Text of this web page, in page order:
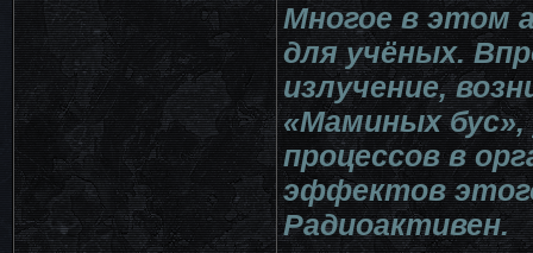
Многое в этом
для учёных.
излучение,
«Маминых бус»,
процессов в
эффектов
Радиоактивен.